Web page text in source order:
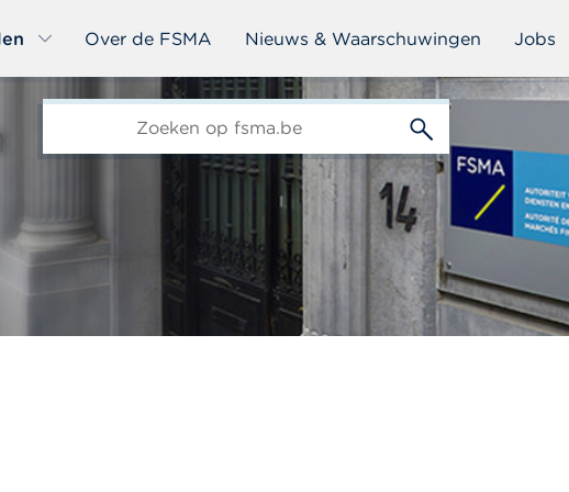
Over de FSMA Nieuws & Waarschuwingen Jobs